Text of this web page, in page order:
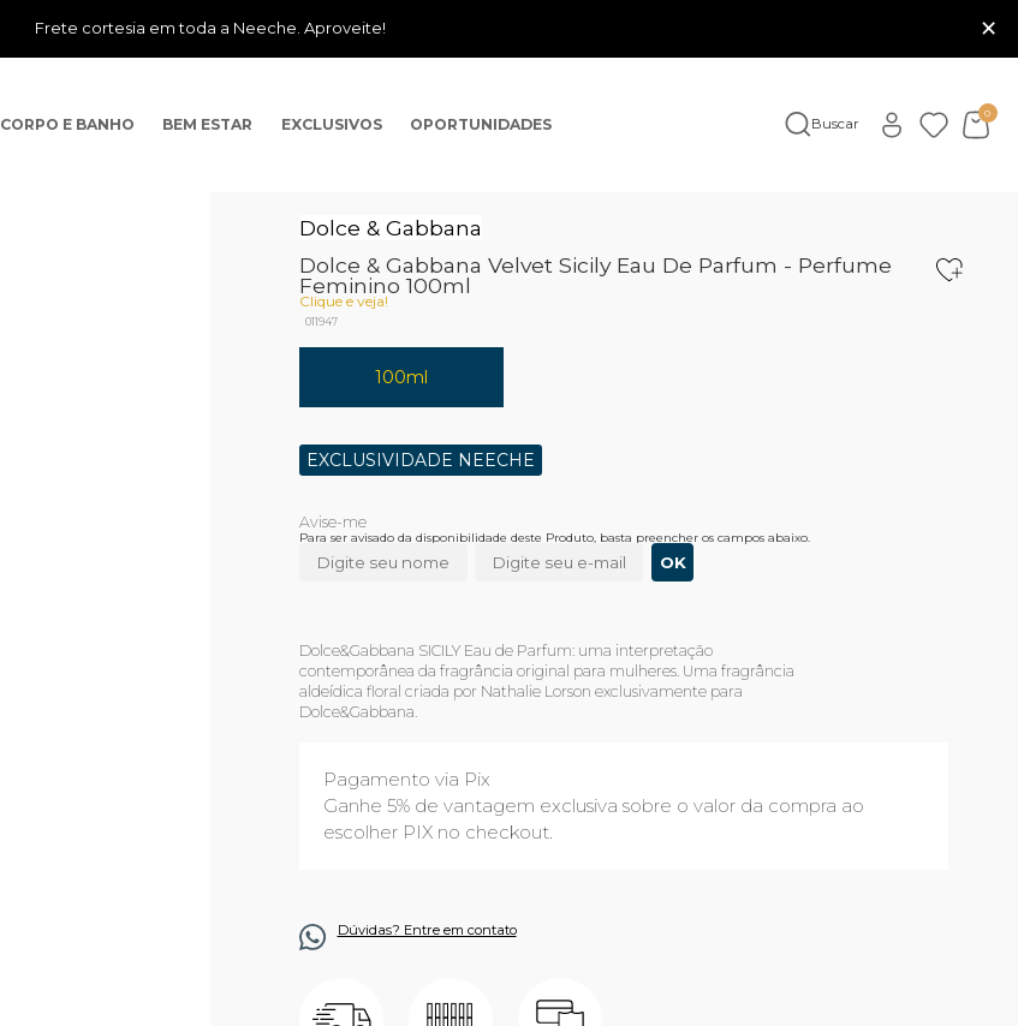
Frete cortesia em toda a Neeche. Aproveite! ×
CORPO E BANHO BEM ESTAR EXCLUSIVOS OPORTUNIDADES Buscar
0
Dolce & Gabbana
Dolce & Gabbana Velvet Sicily Eau De Parfum - Perfume
Feminino 100ml
Clique e veja!
011947
100ml
EXCLUSIVIDADE NEECHE
Para ser avisado da disponibilidade deste Produto, basta preencher os campos abaixo.
Dolce&Gabbana SICILY Eau de Parfum: uma interpretação
contemporânea da fragrância original para mulheres. Uma fragrância
aldeídica floral criada por Nathalie Lorson exclusivamente para
Dolce&Gabbana.
Pagamento via Pix
Ganhe 5% de vantagem exclusiva sobre o valor da compra ao
escolher PIX no checkout.
Dúvidas? Entre em contato